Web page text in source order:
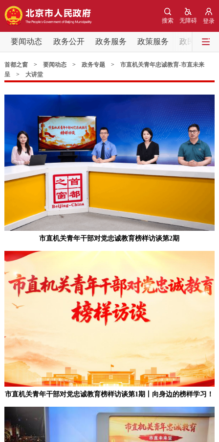
登录
无障碍
搜索
要闻动态 政务公开 政务服务 政策服务 政民互动
要闻动态
党中央精神
会议信息 部门动态
各区热点
政务公开
市领导 政策服务
政策兑现 政策解读
决策公开 专题公开
个人服务 法人服务 部门服务
利企服务
中介服务 阳光政务
政民互动
参与调查 在线访谈 图说互动
首都之窗> 要闻动态> 政务专题> 市直机关青年忠诚教育-市直未来
呈> 大讲堂
市直机关青年干部对党忠诚教育榜样访谈第2期
市直机关青年干部对党忠诚教育榜样访谈第1期丨向身边的榜样学习！